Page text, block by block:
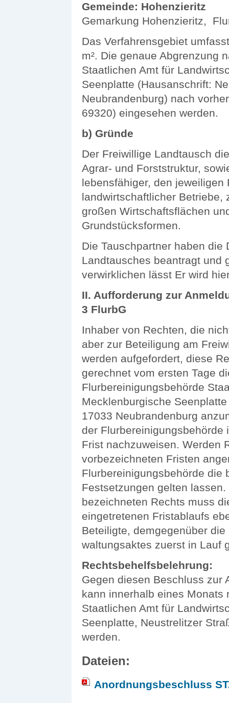
Gemeinde: Hohenzieritz
Gemarkung Hohenzieritz,
Das Verfahrensgebiet
m². Die genaue Abgrenzung
Staatlichen Amt für
Seenplatte (Hausanschrift:
Neubrandenburg) nach
69320) eingesehen werden.
b) Gründe
Der Freiwillige Landtausch
Agrar- und Forststruktur,
lebensfähiger, den
landwirtschaftlicher Betriebe,
großen Wirtschaftsflächen
Grundstücksformen.
Die Tauschpartner haben
Landtausches beantragt und
verwirklichen lässt Er wird
II. Aufforderung zur
3 FlurbG
Inhaber von Rechten, die
aber zur Beteiligung am
werden auf­gefordert, diese
gerechnet vom ersten Tage
Flurbereinigungsbehörde
Mecklenburgische
17033 Neubrandenburg
der
Frist nachzuweisen. Werden
vorbezeichneten Fristen
Flurbereinigungsbehörde die
Festsetzungen gelten
bezeichneten Rechts muss
eingetretenen Fristablaufs
Beteiligte, demgegenüber
waltungsaktes zuerst in Lauf
Rechtsbehelfsbelehrung:
Gegen diesen Beschluss zur
kann innerhalb eines Monats
Staatlichen Amt für
Seenplatte, Neustrelitzer
werden.
Dateien:
Anordnungsbeschluss